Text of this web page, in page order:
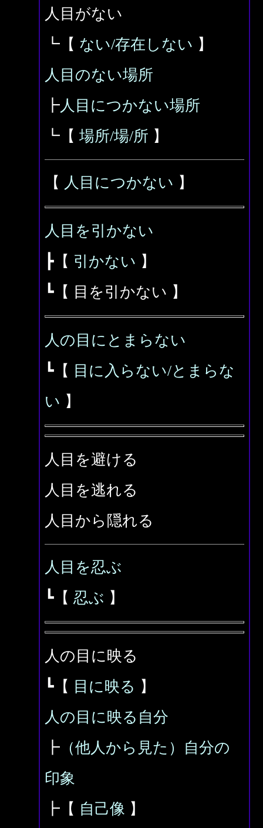
人目がない
┗【 ない/存在しない 】
人目のない場所
┣人目につかない場所
┗【 場所/場/所 】
【 人目につかない 】
人目を引かない
┣【 引かない 】
┗【 目を引かない 】
人の目にとまらない
┗【 目に入らない/とまらな
い 】
人目を避ける
人目を逃れる
人目から隠れる
人目を忍ぶ
┗【 忍ぶ 】
人の目に映る
┗【 目に映る 】
人の目に映る自分
┣ （他人から見た）自分の
印象
┣【 自己像 】